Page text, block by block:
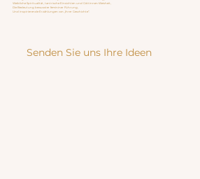
Weibliche Spiritualität, tantrische Einsichten und Göttinnen-Weisheit,
Die Bedeutung bewusster femininer Führung,
Und inspirierende Erzählungen von „Ihrer Geschichte“.
Senden Sie uns Ihre Ideen